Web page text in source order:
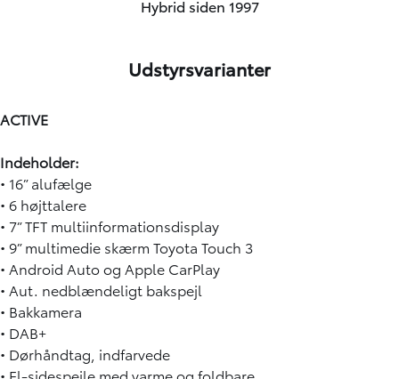
Hybrid siden 1997
Udstyrsvarianter
ACTIVE
Indeholder:
• 16” alufælge
• 6 højttalere
• 7” TFT multiinformationsdisplay
• 9” multimedie skærm Toyota Touch 3
• Android Auto og Apple CarPlay
• Aut. nedblændeligt bakspejl
• Bakkamera
• DAB+
• Dørhåndtag, indfarvede
• El-sidespejle med varme og foldbare